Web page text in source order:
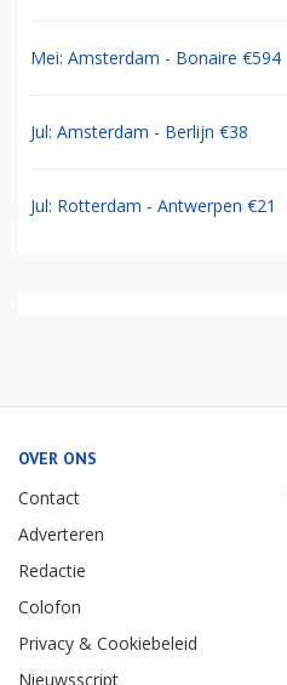
Mei: Amsterdam - Bonaire €594
Jul: Amsterdam - Berlijn €38
Jul: Rotterdam - Antwerpen €21
OVER ONS
Contact
Adverteren
Redactie
Colofon
Privacy & Cookiebeleid
Nieuwsscript